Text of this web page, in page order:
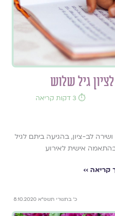
גיל שלוש
⏱️ 3 דקות קריאה
לב-ציון, בהגיעה ביתם לגיל
אישית לאירוע
››
כ׳ בתשרי תשפ״א 8.10.2020